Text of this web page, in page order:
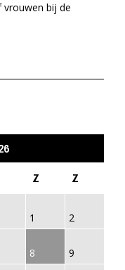
bij de
Z Z
1 2
8 9